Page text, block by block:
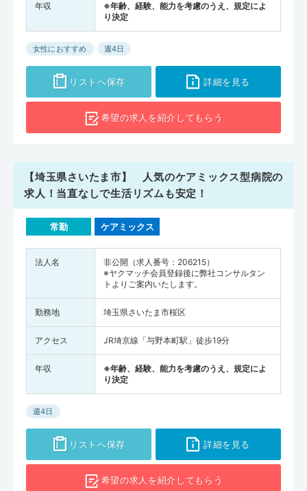
年収
※年齢、経験、能力を考慮のうえ、規定によ
り決定
女性におすすめ 週4日
リストへ保存 詳細を見る
希望の求人を紹介してもらう
【埼玉県さいたま市】 人気のケアミックス型病院の
求人！当直なしで生活リズムも安定！
常勤 ケアミックス
法人名
非公開（求人番号：206215）
※ヤクマッチ会員登録後に弊社コンサルタン
トよりご案内いたします。
勤務地 埼玉県さいたま市桜区
アクセス JR埼京線「与野本町駅」徒歩19分
年収
※年齢、経験、能力を考慮のうえ、規定によ
り決定
週4日
リストへ保存 詳細を見る
希望の求人を紹介してもらう